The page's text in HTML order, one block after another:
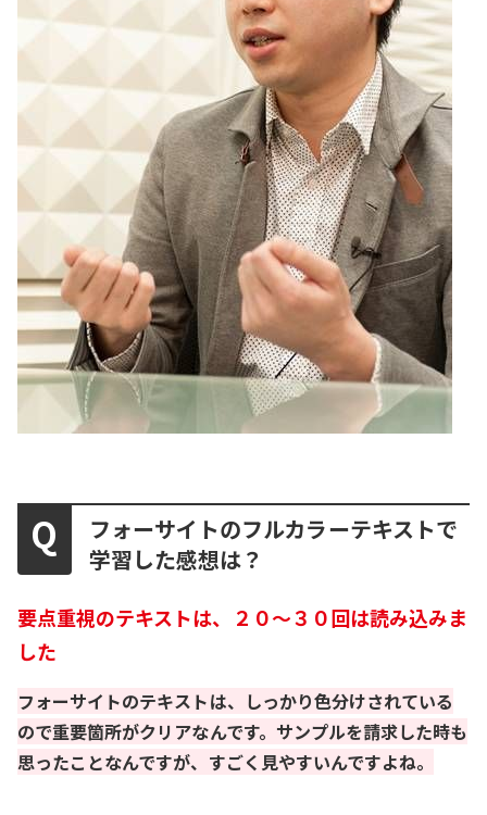
フォーサイトのフルカラーテキストで
学習した感想は？
要点重視のテキストは、２０〜３０回は読み込みま
した
フォーサイトのテキストは、しっかり色分けされている
ので重要箇所がクリアなんです。サンプルを請求した時も
思ったことなんですが、すごく見やすいんですよね。